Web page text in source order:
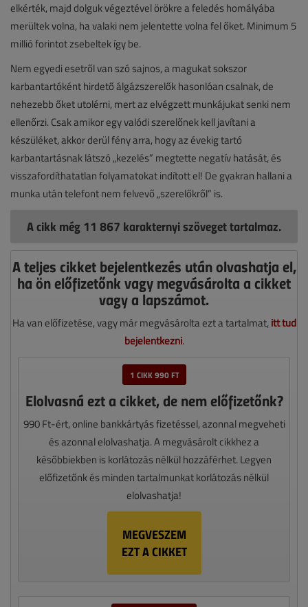
elkérték, majd dolguk végeztével örökre a feledés homályába
merültek volna, ha valaki nem jelentette volna fel őket. Minimum 5
millió forintot zsebeltek így be.
Nem egyedi esetről van szó sajnos, a magukat sokszor
karbantartóként hirdető álgázszerelők hasonlóan csalnak, de
nehezebb őket utolérni, mert az elvégzett munkájukat senki nem
ellenőrzi. Csak amikor egy valódi szerelőnek kell javítani a
készüléket, akkor derül fény arra, hogy az évekig tartó
karbantartásnak látszó „kezelés” megtette negatív hatását, és
visszafordíthatatlan folyamatokat indított el! De gyakran hallani a
munka után telefont nem felvevő „szerelőkről” is.
A cikk még 11 867 karakternyi szöveget tartalmaz.
A teljes cikket bejelentkezés után olvashatja el,
ha ön előfizetőnk vagy megvásárolta a cikket
vagy a lapszámot.
Ha van előfizetése, vagy már megvásárolta ezt a tartalmat, itt tud
bejelentkezni.
1 CIKK 990 FT
Elolvasná ezt a cikket, de nem előfizetőnk?
990 Ft-ért, online bankkártyás fizetéssel, azonnal megveheti
és azonnal elolvashatja. A megvásárolt cikkhez a
későbbiekben is korlátozás nélkül hozzáférhet. Legyen
előfizetőnk és minden tartalmunkat korlátozás nélkül
elolvashatja!
MEGVESZEM
EZT A CIKKET